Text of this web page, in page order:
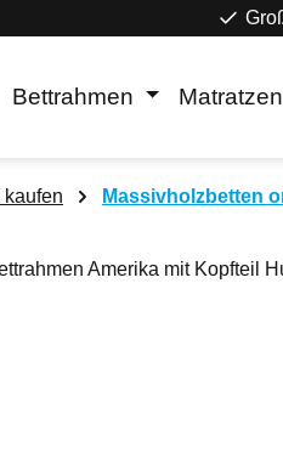
Bettrahmen Matratzen
kaufen Massivholzbetten